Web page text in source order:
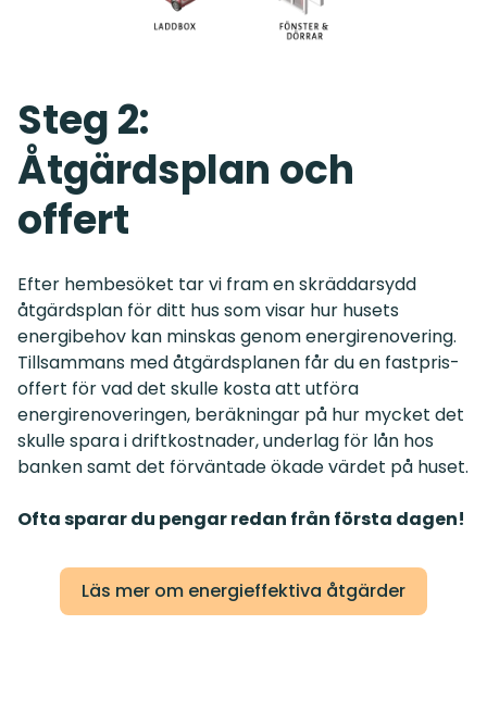
Steg 2:
Åtgärdsplan och
offert
Efter hembesöket tar vi fram en skräddarsydd
åtgärdsplan för ditt hus som visar hur husets
energibehov kan minskas genom energirenovering.
Tillsammans med åtgärdsplanen får du en fastpris-
offert för vad det skulle kosta att utföra
energirenoveringen, beräkningar på hur mycket det
skulle spara i driftkostnader, underlag för lån hos
banken samt det förväntade ökade värdet på huset.
Ofta sparar du pengar redan från första dagen!
Läs mer om energieffektiva åtgärder